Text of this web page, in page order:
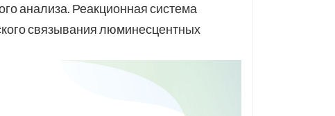
анализа. Реакционная система
связывания люминесцентных